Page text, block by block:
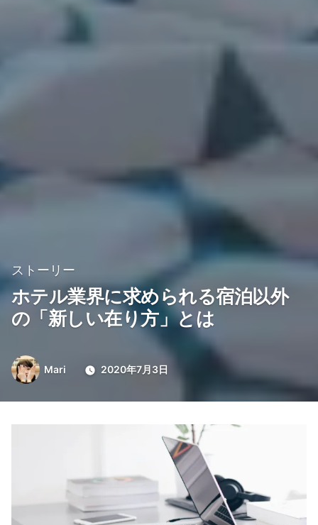
ストーリー
ホテル業界に求められる宿泊以外
の「新しい在り方」とは
稿
Mari 2020年7月3日